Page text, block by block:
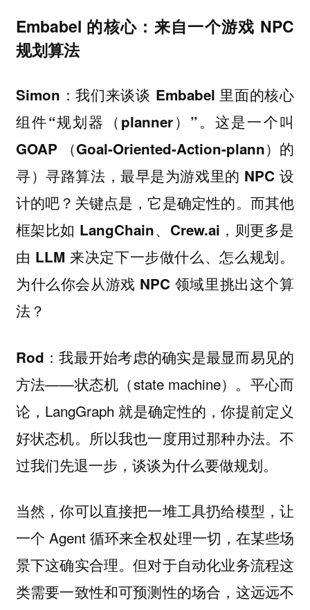
Embabel 的核心：来自一个游戏 NPC
规划算法
Simon：我们来谈谈 Embabel 里面的核心
组件“规划器（planner）”。这是一个叫
GOAP （Goal-Oriented-Action-plann）的
寻）寻路算法，最早是为游戏里的 NPC 设
计的吧？关键点是，它是确定性的。而其他
框架比如 LangChain、Crew.ai，则更多是
由 LLM 来决定下一步做什么、怎么规划。
为什么你会从游戏 NPC 领域里挑出这个算
法？
Rod：我最开始考虑的确实是最显而易见的
方法——状态机（state machine）。平心而
论，LangGraph 就是确定性的，你提前定义
好状态机。所以我也一度用过那种办法。不
过我们先退一步，谈谈为什么要做规划。
当然，你可以直接把一堆工具扔给模型，让
一个 Agent 循环来全权处理一切，在某些场
景下这确实合理。但对于自动化业务流程这
类需要一致性和可预测性的场合，这远远不